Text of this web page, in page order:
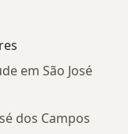
em São José
dos Campos